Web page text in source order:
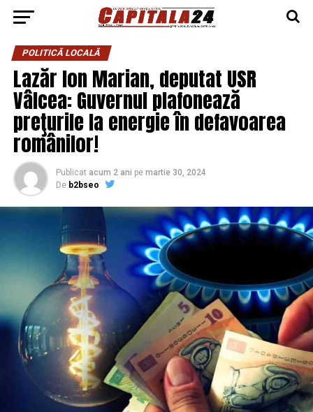
POLITICĂ LOCALĂ
Lazăr Ion Marian, deputat USR
Vâlcea: Guvernul plafonează
preţurile la energie în defavoarea
românilor!
Publicat acum 2 ani pe martie 30, 2024
De b2bseo